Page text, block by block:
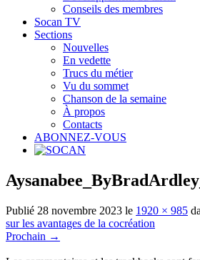
Conseils des membres
Socan TV
Sections
Nouvelles
En vedette
Trucs du métier
Vu du sommet
Chanson de la semaine
À propos
Contacts
ABONNEZ-VOUS
Publié 28 novembre 2023 le 1920 × 985
sur les avantages de la cocréation
Prochain →